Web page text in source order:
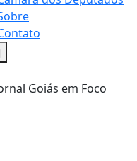
Goiás em Foco